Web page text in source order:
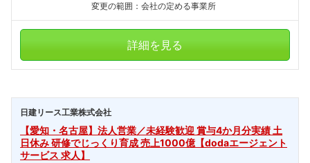
変更の範囲：会社の定める事業所
詳細を見る
日建リース工業株式会社
【愛知・名古屋】法人営業／未経験歓迎 賞与4か月分実績 土
日休み 研修でじっくり育成 売上1000億【dodaエージェント
サービス 求人】